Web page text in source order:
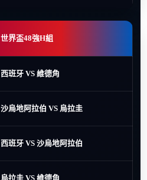
世界盃48強H組
西班牙 VS 維德角
沙烏地阿拉伯 VS 烏拉圭
西班牙 VS 沙烏地阿拉伯
烏拉圭 VS 維德角